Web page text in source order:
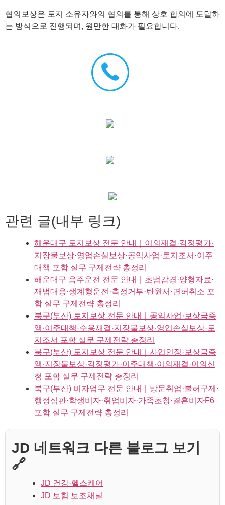
협의보상은 토지 소유자와의 협의를 통해 상호 합의에 도달하
는 방식으로 진행되며, 원만한 대화가 필요합니다.
관련 글(내부 링크)
해운대구 토지보상 전문 안내｜이의재결·감정평가·
지장물보상·영업손실보상·공익사업·토지조서·이주
대책 포함 실무 구제전략 총정리
해운대구 음주운전 전문 안내｜초범감경·양형자료·
재범대응·생계형운전·측정거부·탄원서·면허취소 포
함 실무 구제전략 총정리
북구(부산) 토지보상 전문 안내｜공익사업·보상금증
액·이주대책·수용재결·지장물보상·영업손실보상·토
지조서 포함 실무 구제전략 총정리
북구(부산) 토지보상 전문 안내｜사업인정·보상금증
액·지장물보상·감정평가·이주대책·이의재결·이의신
청 포함 실무 구제전략 총정리
북구(부산) 비자업무 전문 안내｜방문취업·불허구제·
행정심판·학생비자·취업비자·가족초청·결혼비자F6
포함 실무 구제전략 총정리
JD 네트워크 다른 블로그 보기
🔗
JD 건강·헬스케어
JD 보험 보조채널